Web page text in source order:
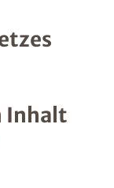
Inhalt